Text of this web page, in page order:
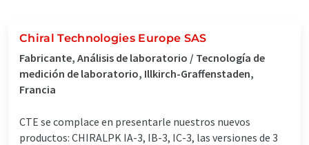
Chiral Technologies Europe SAS
Fabricante, Análisis de laboratorio / Tecnología de
medición de laboratorio, Illkirch-Graffenstaden,
Francia
CTE se complace en presentarle nuestros nuevos
productos: CHIRALPK IA-3, IB-3, IC-3, las versiones de 3